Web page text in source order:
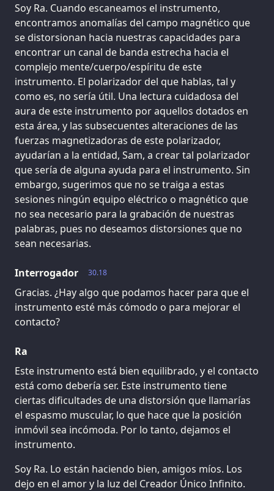
Soy Ra. Cuando escaneamos el instrumento,
encontramos anomalías del campo magnético que
se distorsionan hacia nuestras capacidades para
encontrar un canal de banda estrecha hacia el
complejo mente/cuerpo/espíritu de este
instrumento. El polarizador del que hablas, tal y
como es, no sería útil. Una lectura cuidadosa del
aura de este instrumento por aquellos dotados en
esta área, y las subsecuentes alteraciones de las
fuerzas magnetizadoras de este polarizador,
ayudarían a la entidad, Sam, a crear tal polarizador
que sería de alguna ayuda para el instrumento. Sin
embargo, sugerimos que no se traiga a estas
sesiones ningún equipo eléctrico o magnético que
no sea necesario para la grabación de nuestras
palabras, pues no deseamos distorsiones que no
sean necesarias.
30.18
Interrogador
Gracias. ¿Hay algo que podamos hacer para que el
instrumento esté más cómodo o para mejorar el
contacto?
Ra
Este instrumento está bien equilibrado, y el contacto
está como debería ser. Este instrumento tiene
ciertas dificultades de una distorsión que llamarías
el espasmo muscular, lo que hace que la posición
inmóvil sea incómoda. Por lo tanto, dejamos el
instrumento.
Soy Ra. Lo están haciendo bien, amigos míos. Los
dejo en el amor y la luz del Creador Único Infinito.